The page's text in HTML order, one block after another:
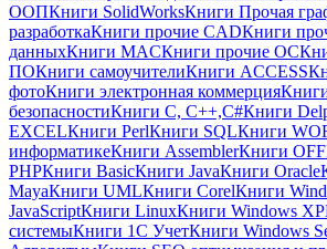
ООПКниги SolidWorksКниги Прочая
разработкаКниги прочие CADКниги
данныхКниги MACКниги прочие ОС
ПОКниги самоучителиКниги ACCESS
фотоКниги электронная коммерция
безопасностиКниги C, C++,С#Книги
EXCELКниги PerlКниги SQLКниги
информатикеКниги AssemblerКниги
PHPКниги BasicКниги JavaКниги Oracle
MayaКниги UMLКниги CorelКниги
JavaScriptКниги LinuxКниги Windows XP
системыКниги 1C УчетКниги Windows